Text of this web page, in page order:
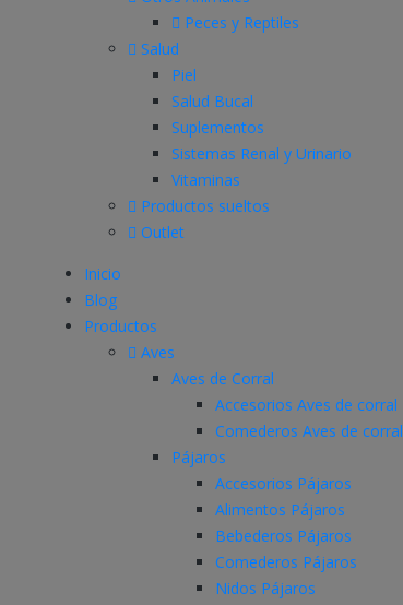
Peces y Reptiles
Salud
Piel
Salud Bucal
Suplementos
Sistemas Renal y Urinario
Vitaminas
Productos sueltos
Outlet
Inicio
Blog
Productos
Aves
Aves de Corral
Accesorios Aves de corral
Comederos Aves de corral
Pájaros
Accesorios Pájaros
Alimentos Pájaros
Bebederos Pájaros
Comederos Pájaros
Nidos Pájaros